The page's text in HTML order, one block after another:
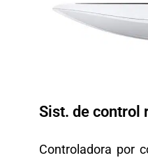
Sist. de control
Controladora por